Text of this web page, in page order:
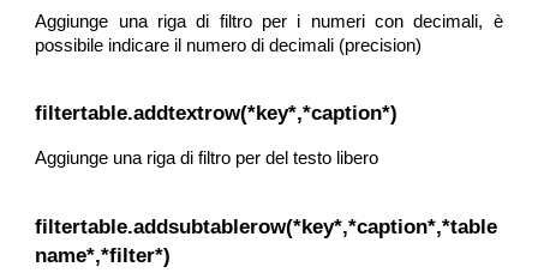
Aggiunge una riga di filtro per i numeri con decimali, è
possibile indicare il numero di decimali (precision)
filtertable.addtextrow(*key*,*caption*)
Aggiunge una riga di filtro per del testo libero
filtertable.addsubtablerow(*key*,*caption*,*table
name*,*filter*)